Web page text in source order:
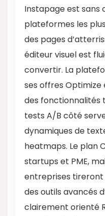
Instapage est sans
plateformes les
des pages
éditeur visuel est
convertir. La
ses offres
des fonctionnalités
tests A/B côté
dynamiques de
heatmaps. Le plan
startups et PME,
entreprises tireront
des outils avancés
clairement orienté